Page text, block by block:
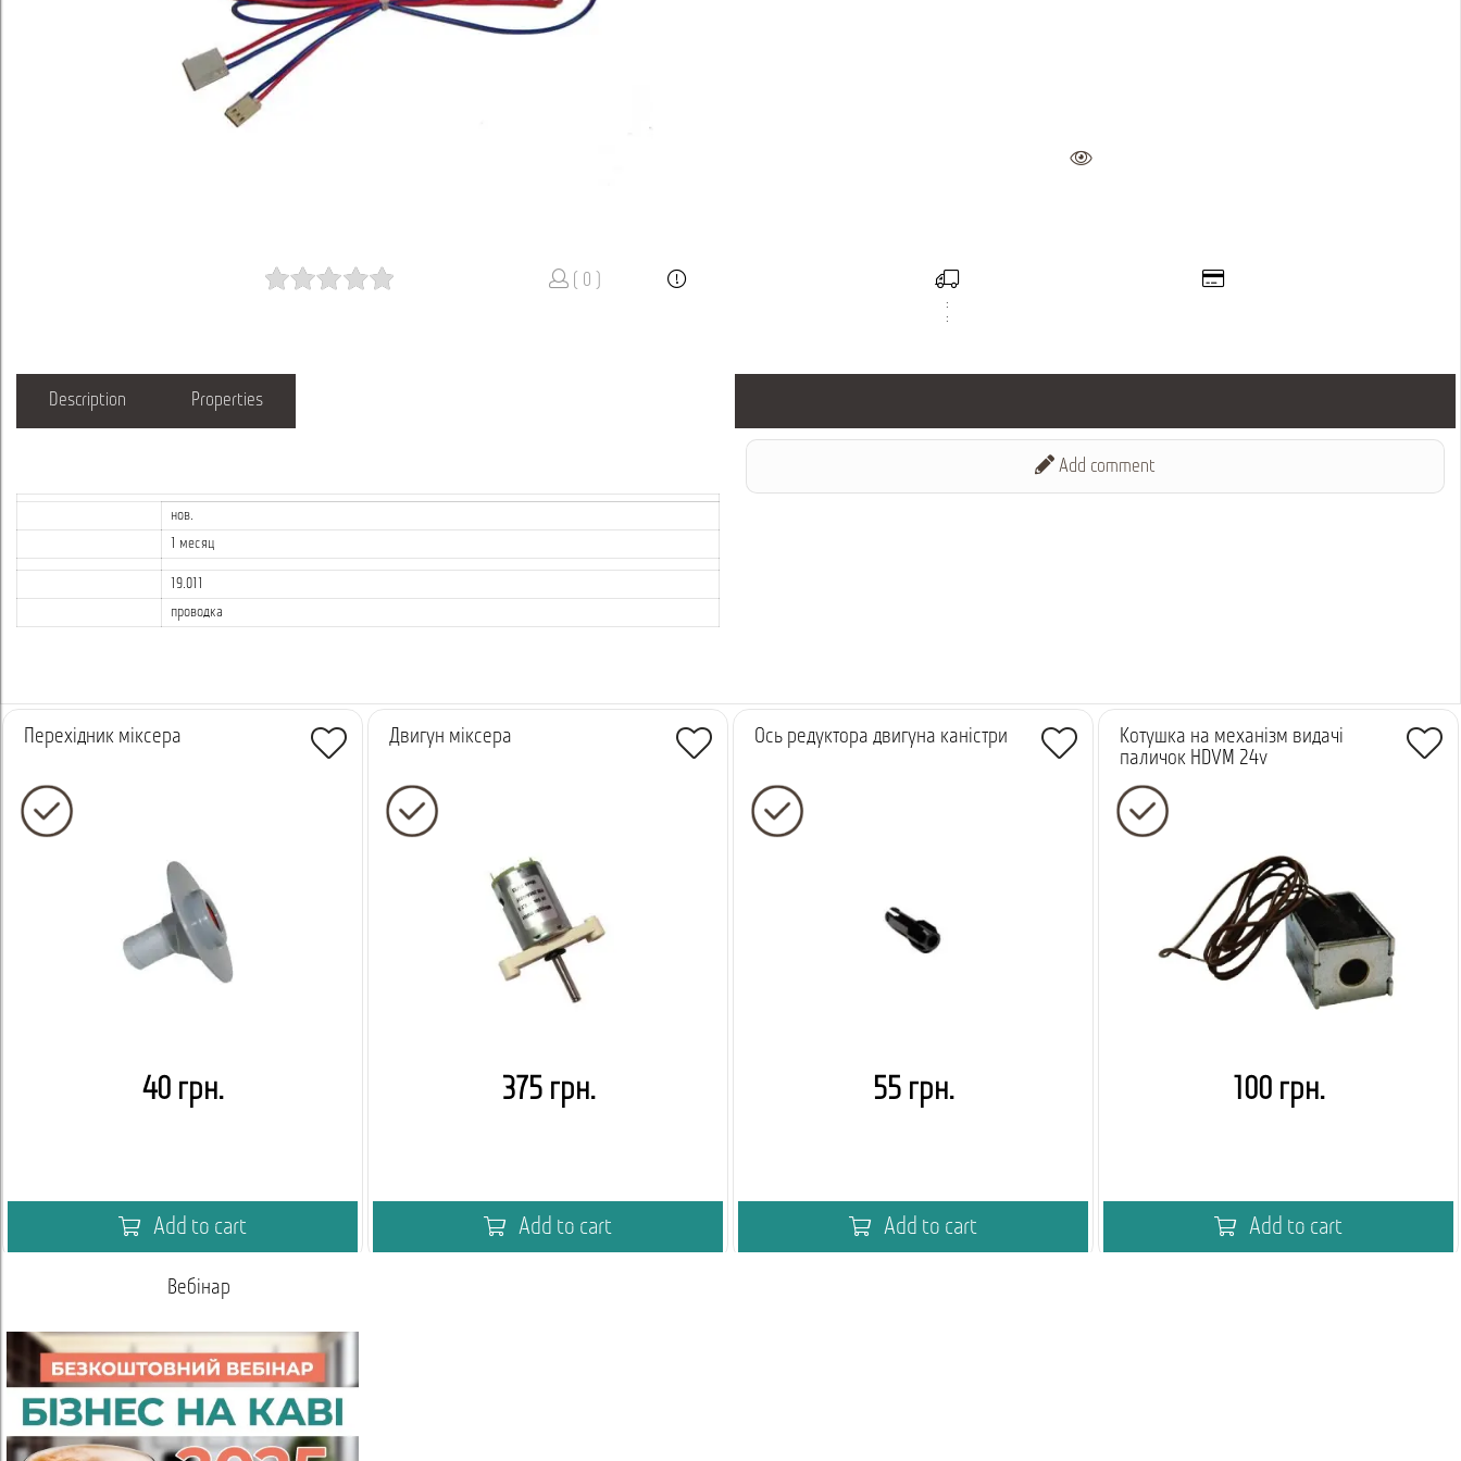
( 0 )
:
:
Description Properties
нов.
1 месяц
19.011
проводка
Add comment
Перехідник міксера
40 грн.
Add to cart
Двигун міксера
375 грн.
Add to cart
Ось редуктора двигуна каністри
55 грн.
Add to cart
Котушка на механізм видачі
паличок HDVM 24v
100 грн.
Add to cart
Вебінар